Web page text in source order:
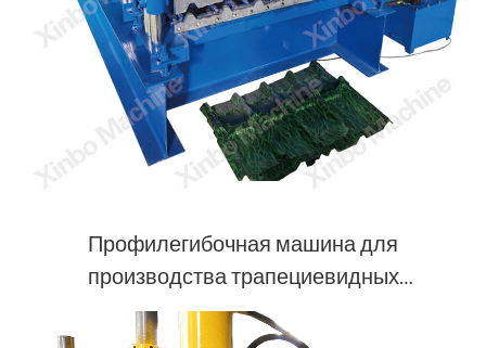
Профилегибочная машина для
производства трапециевидных
металлических кровельных панелей